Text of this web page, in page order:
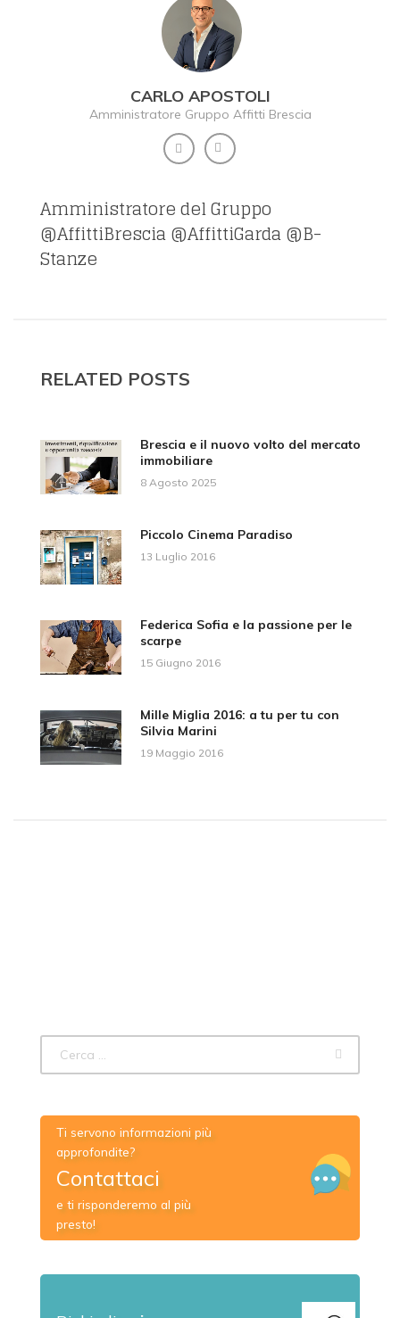
CARLO APOSTOLI
Amministratore Gruppo Affitti Brescia
Amministratore del Gruppo
@AffittiBrescia @AffittiGarda @B-
Stanze
RELATED POSTS
Brescia e il nuovo volto del mercato
immobiliare
8 Agosto 2025
Piccolo Cinema Paradiso
13 Luglio 2016
Federica Sofia e la passione per le
scarpe
15 Giugno 2016
Mille Miglia 2016: a tu per tu con
Silvia Marini
19 Maggio 2016
Ti servono informazioni più
approfondite?
Contattaci
e ti risponderemo al più
presto!